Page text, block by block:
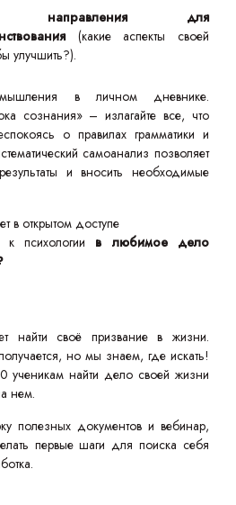
направления для
(какие аспекты своей
улучшить?).
в личном дневнике.
сознания» – излагайте все, что
о правилах грамматики и
самоанализ позволяет
и вносить необходимые
в открытом доступе
к психологии в любимое дело
найти своё призвание в жизни.
но мы знаем, где искать!
найти дело своей жизни
нем.
полезных документов и вебинар,
первые шаги для поиска себя